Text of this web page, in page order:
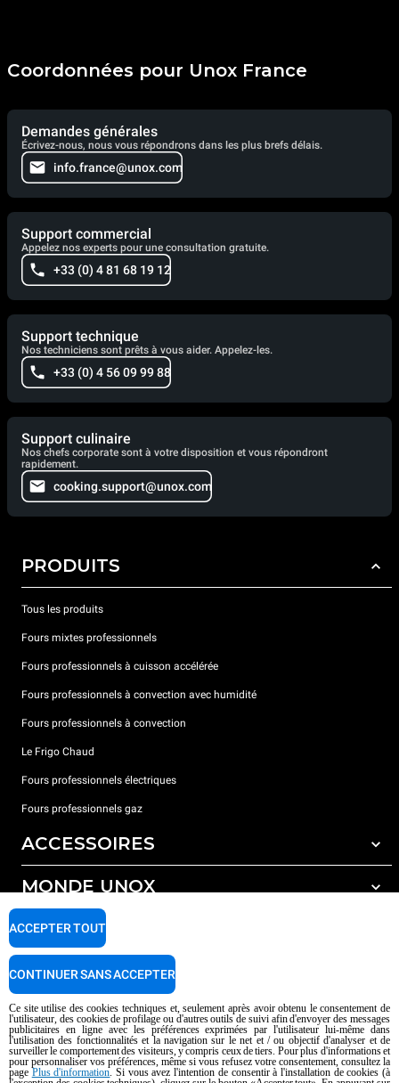
Coordonnées pour Unox France
Demandes générales
Écrivez-nous, nous vous répondrons dans les plus brefs délais.
info.france@unox.com
Support commercial
Appelez nos experts pour une consultation gratuite.
+33 (0) 4 81 68 19 12
Support technique
Nos techniciens sont prêts à vous aider. Appelez-les.
+33 (0) 4 56 09 99 88
Support culinaire
Nos chefs corporate sont à votre disposition et vous répondront
rapidement.
cooking.support@unox.com
PRODUITS
Tous les produits
Fours mixtes professionnels
Fours professionnels à cuisson accélérée
Fours professionnels à convection avec humidité
Fours professionnels à convection
Le Frigo Chaud
Fours professionnels électriques
Fours professionnels gaz
ACCESSOIRES
Tous les accessoires
Détergents pour lavage automatique
Détergents pour lavage manuel
Traitement de l'eau avec filtres à résine
MONDE UNOX
Nos bureaux dans le monde
SUPPORT
Garantie Unox
Trouver les Centres SAV
Droits d'auteurt 2026 UNOX SpA Tous droits réservés. Reg.Papova n °
AI Content Disclaimer Privacy policy Cookie policy
Ce site utilise des cookies techniques et, seulement après avoir obtenu le consentement de
l'utilisateur, des cookies de profilage ou d'autres outils de suivi afin d'envoyer des messages
publicitaires en ligne avec les préférences exprimées par l'utilisateur lui-même dans
l'utilisation des fonctionnalités et la navigation sur le net et / ou objectif d'analyser et de
surveiller le comportement des visiteurs, y compris ceux de tiers. Pour plus d'informations et
pour personnaliser vos préférences, même si vous refusez votre consentement, consultez la
page Plus d'information. Si vous avez l'intention de consentir à l'installation de cookies (à
ACCEPTER TOUT
CONTINUER SANS ACCEPTER